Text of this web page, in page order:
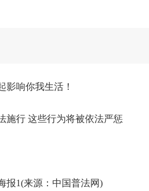
影响你我生活！
施行 这些行为将被依法严惩
报1(来源：中国普法网)